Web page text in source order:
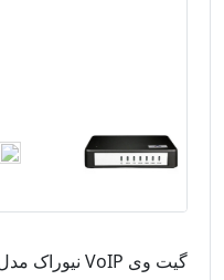
گیت وی VoIP نیوراک مدل HX402G